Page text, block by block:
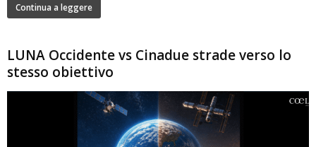
Continua a leggere
LUNA Occidente vs Cinadue strade verso lo
stesso obiettivo